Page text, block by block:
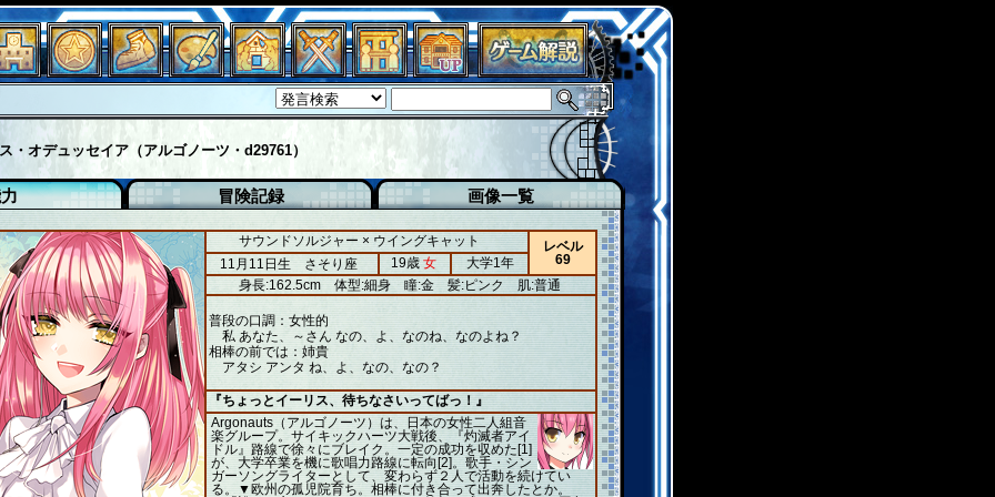
・オデュッセイア（アルゴノーツ・d29761）
冒険記録 画像一覧
サウンドソルジャー × ウイングキャット
レベル
69
11月11日生 さそり座 19歳 女
大学1年
身長:162.5cm 体型:細身 瞳:金 髪:ピンク肌:普通
普段の口調：女性的
私 あなた、～さん なの、よ、なのね、なのよね？
相棒の前では：姉貴
アタシ アンタ ね、よ、なの、なの？
『ちょっとイーリス、待ちなさいってばっ！』
Argonauts（アルゴノーツ）は、日本の女性二人組音
楽グループ。サイキックハーツ大戦後、『灼滅者アイ
ドル』路線で徐々にブレイク。一定の成功を収めた[1]
が、大学卒業を機に歌唱力路線に転向[2]。歌手・シン
ガーソングライターとして、変わらず２人で活動を続けてい
る。▼欧州の孤児院育ち。相棒に付き合って出奔したとか。